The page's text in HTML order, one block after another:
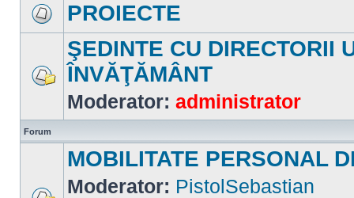
mesaje
necitite
PROIECTE
sunt
mesaje
ŞEDINTE CU DIRECTORII
ÎNVĂŢĂMÂNT
Moderator: administrator
Forum
MOBILITATE PERSONAL
Moderator: PistolSebastian